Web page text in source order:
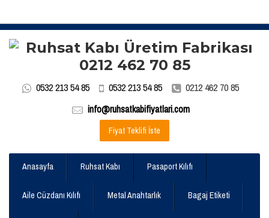
0532 213 54 85 0532 213 54 85
0212 462 70 85
info@ruhsatkabifiyatlari.com
Fiyat Teklifi İste
Anasayfa Ruhsat Kabı Pasaport Kılıfı
Aile Cüzdanı Kılıfı Metal Anahtarlık Bagaj Etiketi